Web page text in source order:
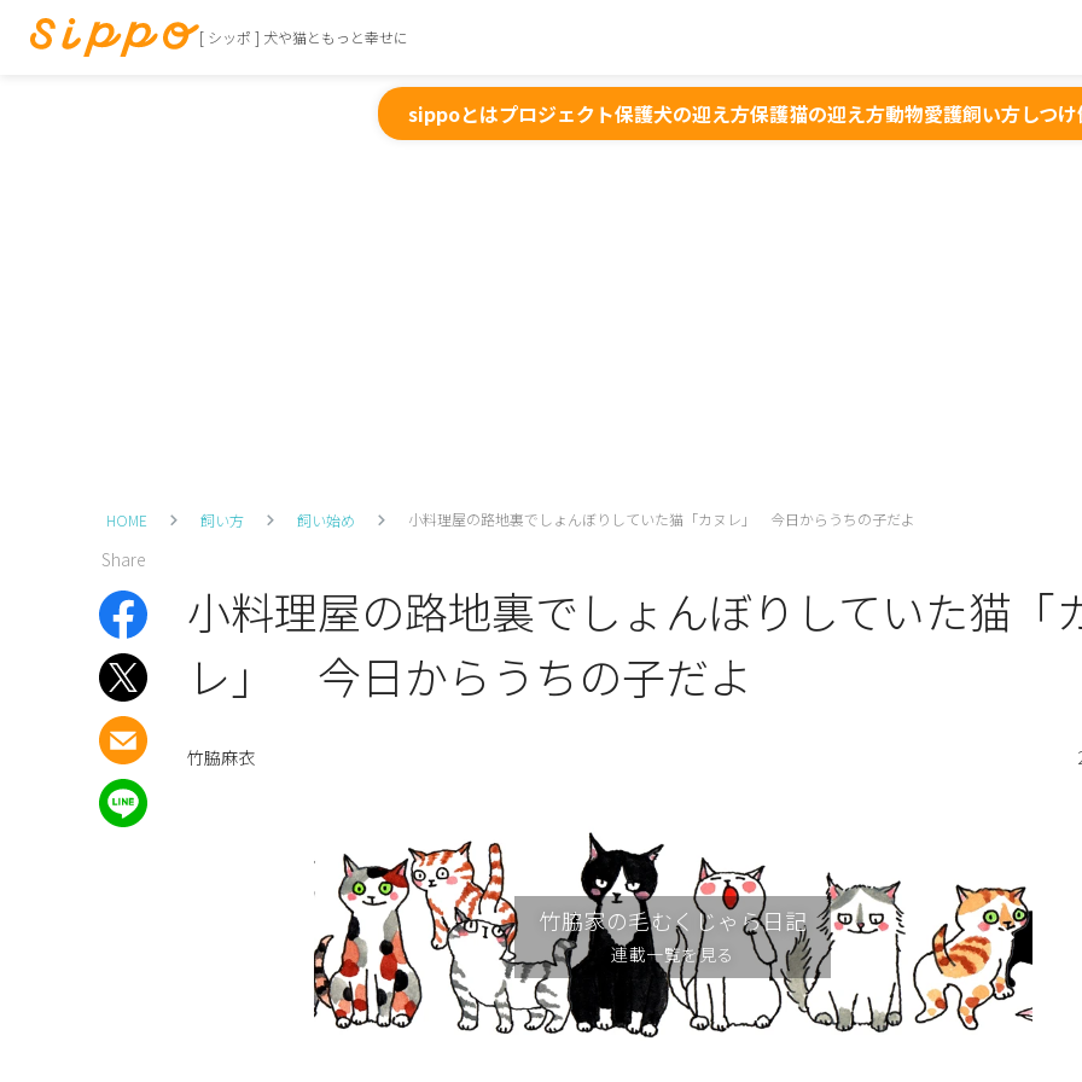
[ シッポ ] 犬や猫ともっと幸せに
sippoとはプロジェクト保護犬の迎え方保護猫の迎え方動物愛護飼い方しつけ
HOME 飼い方 飼い始め 小料理屋の路地裏でしょんぼりしていた猫「カヌレ」 今日からうちの子だよ
Share
小料理屋の路地裏でしょんぼりしていた猫「
レ」 今日からうちの子だよ
竹脇麻衣
竹脇家の毛むくじゃら日記
連載一覧を見る